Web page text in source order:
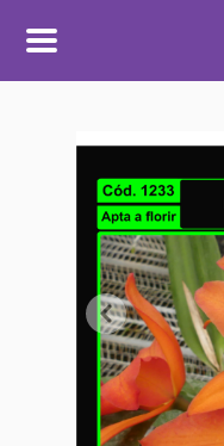
O Orquidário Bauru
ornamentais, unindo
conhecimento, cuidado e
dedicação para oferecer
experiência diferenciada
aprecia o mundo das
Trabalhamos com cultivo
próprio e seleção de
alta qualidade, sempre
priorizando plantas
bem desenvolvidas e com
informações claras no
Nosso objetivo é tornar a
simples, segura e
desde a escolha até o
recebimento.